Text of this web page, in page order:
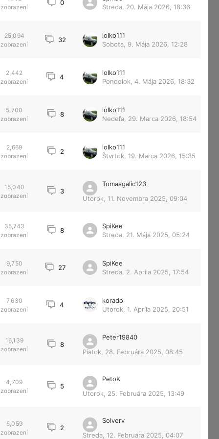
zobrazení
0
Streda, 20. Mája 2026, 18:36
25,094
zobrazení
32
lolko111
Sobota, 9. Mája 2026, 12:28
2,442
zobrazení
4
lolko111
Pondelok, 4. Mája 2026, 18:32
5,700
zobrazení
8
lolko111
Nedeľa, 29. Marca 2026, 18:54
2,669
zobrazení
2
lolko111
Štvrtok, 19. Marca 2026, 15:35
15,040
zobrazení
3
Tomasgalic123
Utorok, 11. Novembra 2025, 09:04
35,743
zobrazení
8
SpiKee
Streda, 21. Mája 2025, 05:24
9,750
zobrazení
27
SpiKee
Streda, 2. Apríla 2025, 17:54
7,630
zobrazení
4
korado
Utorok, 1. Apríla 2025, 20:51
16,139
zobrazení
8
Peter19840
Piatok, 28. Februára 2025, 08:45
4,709
zobrazení
5
PetoK
Utorok, 25. Februára 2025, 13:49
5,059
zobrazení
2
Solverv
Streda, 12. Februára 2025, 04:07